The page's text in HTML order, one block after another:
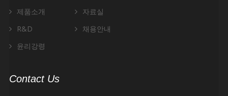
제품소개
R&D
윤리강령
자료실
채용안내
Contact Us